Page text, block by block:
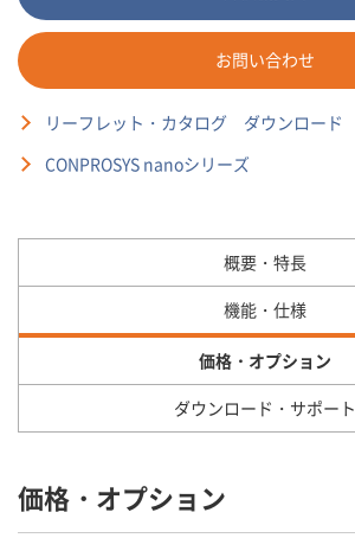
お問い合わせ
リーフレット・カタログ ダウンロード
CONPROSYS nanoシリーズ
概要・特長
機能・仕様
価格・オプション
ダウンロード・サポート
価格・オプション